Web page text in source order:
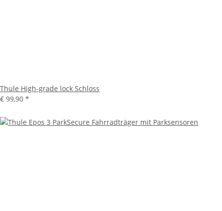
Thule High-grade lock Schloss
€ 99,90 *